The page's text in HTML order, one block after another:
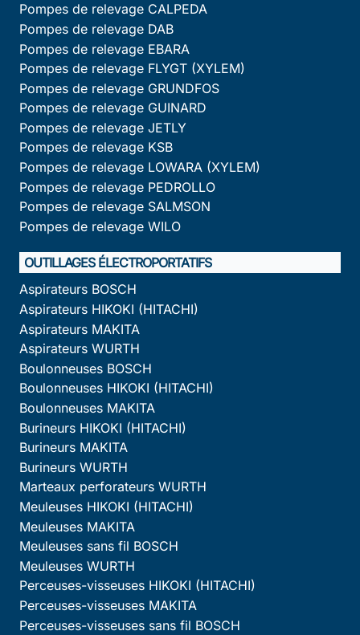
Pompes de relevage CALPEDA
Pompes de relevage DAB
Pompes de relevage EBARA
Pompes de relevage FLYGT (XYLEM)
Pompes de relevage GRUNDFOS
Pompes de relevage GUINARD
Pompes de relevage JETLY
Pompes de relevage KSB
Pompes de relevage LOWARA (XYLEM)
Pompes de relevage PEDROLLO
Pompes de relevage SALMSON
Pompes de relevage WILO
OUTILLAGES ÉLECTROPORTATIFS
Aspirateurs BOSCH
Aspirateurs HIKOKI (HITACHI)
Aspirateurs MAKITA
Aspirateurs WURTH
Boulonneuses BOSCH
Boulonneuses HIKOKI (HITACHI)
Boulonneuses MAKITA
Burineurs HIKOKI (HITACHI)
Burineurs MAKITA
Burineurs WURTH
Marteaux perforateurs WURTH
Meuleuses HIKOKI (HITACHI)
Meuleuses MAKITA
Meuleuses sans fil BOSCH
Meuleuses WURTH
Perceuses-visseuses HIKOKI (HITACHI)
Perceuses-visseuses MAKITA
Perceuses-visseuses sans fil BOSCH